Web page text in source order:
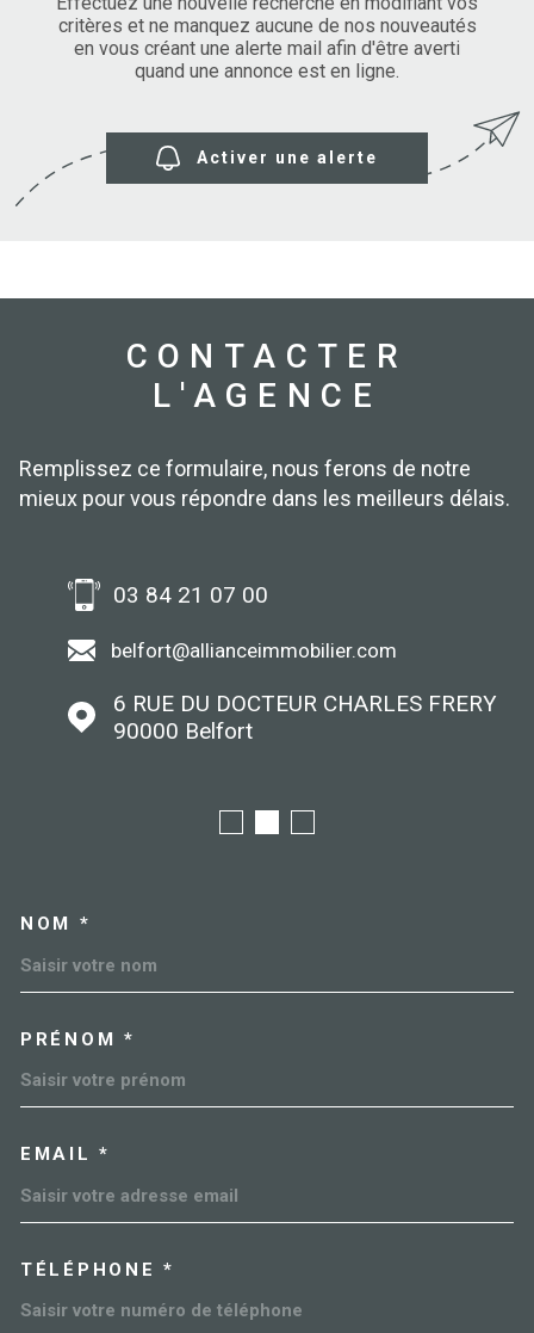
NOS
VENDUS
critères et ne manquez aucune de nos nouveautés
en vous créant une alerte mail afin d'être averti
quand une annonce est en ligne.
Activer une alerte
CONTACTER
L'AGENCE
Remplissez ce formulaire, nous ferons de notre
mieux pour vous répondre dans les meilleurs délais.
03 84 21 07 00
belfort@allianceimmobilier.com
6 RUE DU DOCTEUR CHARLES FRERY
90000 Belfort
NOM *
PRÉNOM *
EMAIL *
TÉLÉPHONE *
Pièces
PIÈCES
RÉFÉRENCE
PLUS DE CRITÈRES
RECHERCHER